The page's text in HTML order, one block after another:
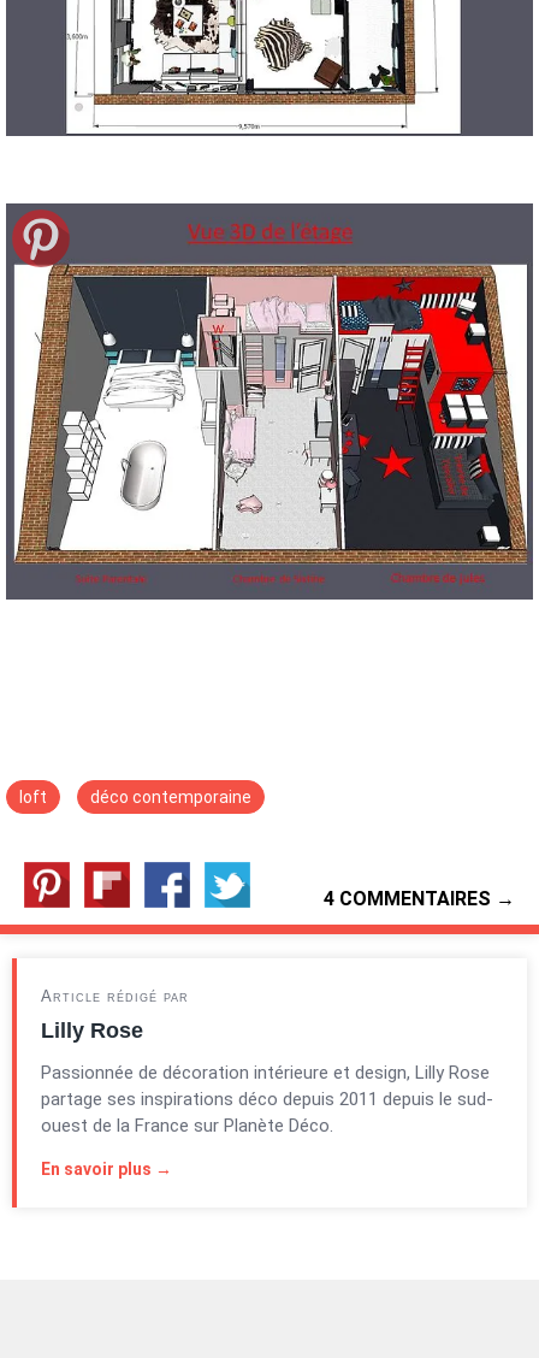
loft déco contemporaine
4 COMMENTAIRES →
Article rédigé par
Lilly Rose
Passionnée de décoration intérieure et design, Lilly Rose
partage ses inspirations déco depuis 2011 depuis le sud-
ouest de la France sur Planète Déco.
En savoir plus →